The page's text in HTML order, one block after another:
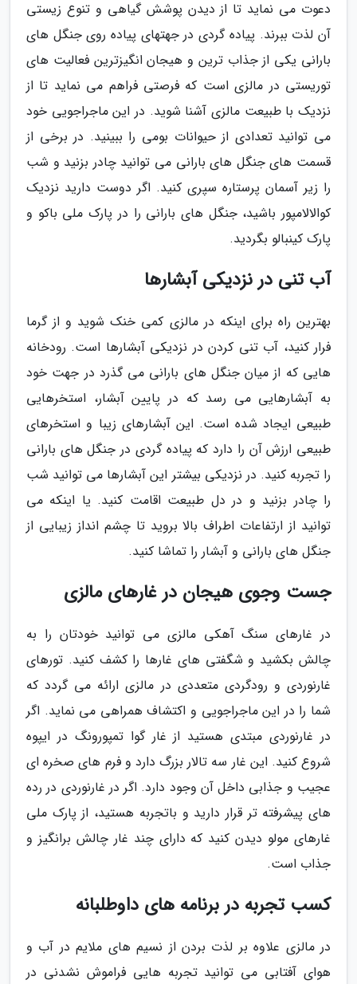
دعوت می نماید تا از دیدن پوشش گیاهی و تنوع زیستی
آن لذت ببرند. پیاده گردی در جهتهای پیاده روی جنگل های
بارانی یکی از جذاب ترین و هیجان انگیزترین فعالیت های
توریستی در مالزی است که فرصتی فراهم می نماید تا از
نزدیک با طبیعت مالزی آشنا شوید. در این ماجراجویی خود
می توانید تعدادی از حیوانات بومی را ببینید. در برخی از
قسمت های جنگل های بارانی می توانید چادر بزنید و شب
را زیر آسمان پرستاره سپری کنید. اگر دوست دارید نزدیک
کوالالامپور باشید، جنگل های بارانی را در پارک ملی باکو و
پارک کینبالو بگردید.
آب تنی در نزدیکی آبشارها
بهترین راه برای اینکه در مالزی کمی خنک شوید و از گرما
فرار کنید، آب تنی کردن در نزدیکی آبشارها است. رودخانه
هایی که از میان جنگل های بارانی می گذرد در جهت خود
به آبشارهایی می رسد که در پایین آبشار، استخرهایی
طبیعی ایجاد شده است. این آبشارهای زیبا و استخرهای
طبیعی ارزش آن را دارد که پیاده گردی در جنگل های بارانی
را تجربه کنید. در نزدیکی بیشتر این آبشارها می توانید شب
را چادر بزنید و در دل طبیعت اقامت کنید. یا اینکه می
توانید از ارتفاعات اطراف بالا بروید تا چشم انداز زیبایی از
جنگل های بارانی و آبشار را تماشا کنید.
جست وجوی هیجان در غارهای مالزی
در غارهای سنگ آهکی مالزی می توانید خودتان را به
چالش بکشید و شگفتی های غارها را کشف کنید. تورهای
غارنوردی و رودگردی متعددی در مالزی ارائه می گردد که
شما را در این ماجراجویی و اکتشاف همراهی می نماید. اگر
در غارنوردی مبتدی هستید از غار گوا تمپورونگ در ایپوه
شروع کنید. این غار سه تالار بزرگ دارد و فرم های صخره ای
عجیب و جذابی داخل آن وجود دارد. اگر در غارنوردی در رده
های پیشرفته تر قرار دارید و باتجربه هستید، از پارک ملی
غارهای مولو دیدن کنید که دارای چند غار چالش برانگیز و
جذاب است.
کسب تجربه در برنامه های داوطلبانه
در مالزی علاوه بر لذت بردن از نسیم های ملایم در آب و
هوای آفتابی می توانید تجربه هایی فراموش نشدنی در